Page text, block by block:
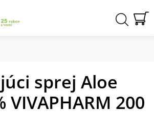
sprej Aloe
VIVAPHARM 200